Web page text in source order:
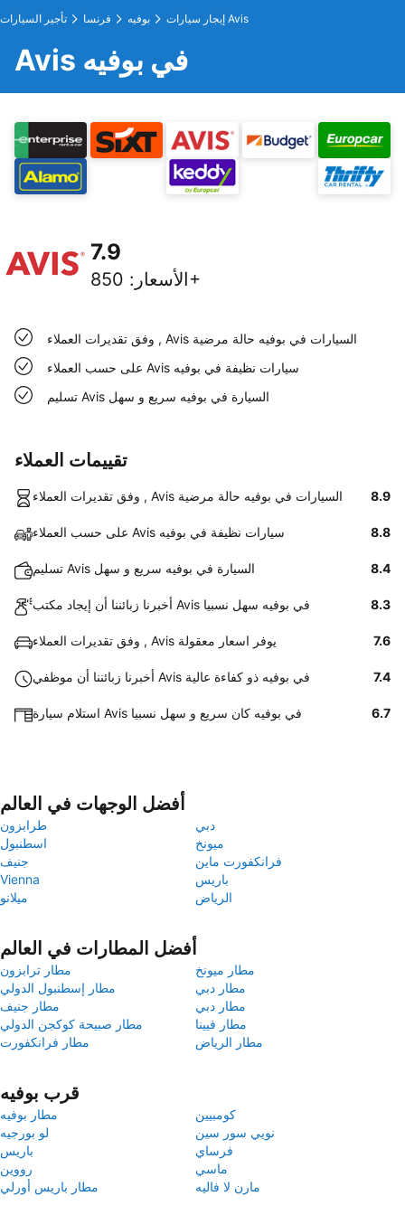
تأجير السيارات فرنسا بوفيه إيجار سيارات Avis
Avis في بوفيه
7.9
الأسعار : 850+
وفق تقديرات العملاء , Avis السيارات في بوفيه حالة مرضية
على حسب العملاء Avis سيارات نظيفة في بوفيه
تسليم Avis السيارة في بوفيه سريع و سهل
تقييمات العملاء
وفق تقديرات العملاء , Avis السيارات في بوفيه حالة مرضية 8.9
على حسب العملاء Avis سيارات نظيفة في بوفيه 8.8
تسليم Avis السيارة في بوفيه سريع و سهل 8.4
أخبرنا زبائننا أن إيجاد مكتب Avis في بوفيه سهل نسبيا 8.3
وفق تقديرات العملاء , Avis يوفر اسعار معقولة 7.6
أخبرنا زبائننا أن موظفي Avis في بوفيه ذو كفاءة عالية 7.4
استلام سيارة Avis في بوفيه كان سريع و سهل نسبيا 6.7
أفضل الوجهات في العالم
طرابزون
دبي
اسطنبول
ميونخ
جنيف
فرانكفورت ماين
Vienna
باريس
ميلانو
الرياض
أفضل المطارات في العالم
مطار ترابزون
مطار ميونخ
مطار إسطنبول الدولي
مطار دبي
مطار جنيف
مطار دبي
مطار صبيحة كوكجن الدولي
مطار فيينا
مطار فرانكفورت
مطار الرياض
قرب بوفيه
مطار بوفيه
كومبيين
لو بورجيه
نويي سور سين
باريس
فرساي
رووين
ماسي
مطار باريس أورلي
مارن لا فاليه